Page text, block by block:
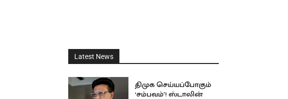
Latest News
திமுக செய்யப்போகும்
‘சம்பவம்’! ஸ்டாலின்